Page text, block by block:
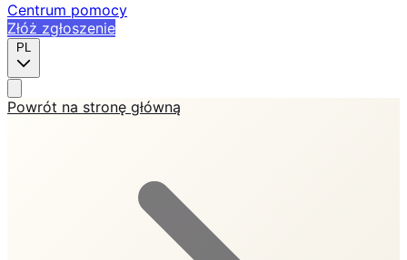
Centrum pomocy
Złóż zgłoszenie
PL
Powrót na stronę główną